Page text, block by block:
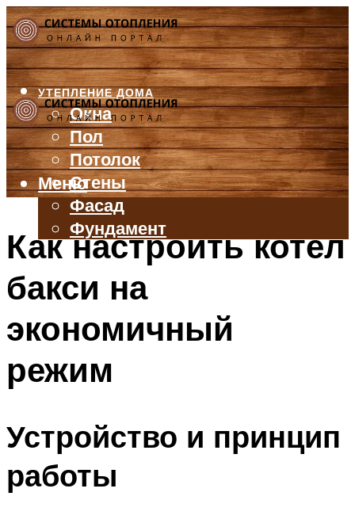
УТЕПЛЕНИЕ ДОМА
Окна
Пол
Потолок
Стены
Фасад
Фундамент
БАЛКОН И ЛОДЖИЯ
ВЕНТИЛЯЦИЯ
ТРУБЫ
Меню
Меню
Как настроить котел
бакси на
экономичный
режим
Устройство и принцип
работы